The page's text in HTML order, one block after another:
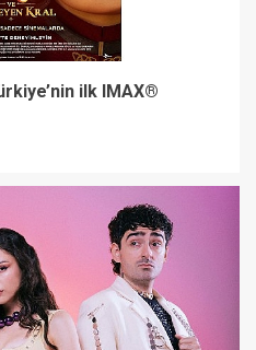
Kayseri’de izdiham değil, rekor
aktif büyüklüğü
bazda yüzde 28 artışla 5,8
TL’yi aştı
ilk IMAX®